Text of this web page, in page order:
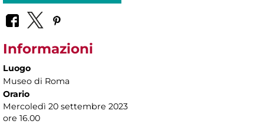
Informazioni
Luogo
Museo di Roma
Orario
Mercoledì 20 settembre 2023
ore 16.00